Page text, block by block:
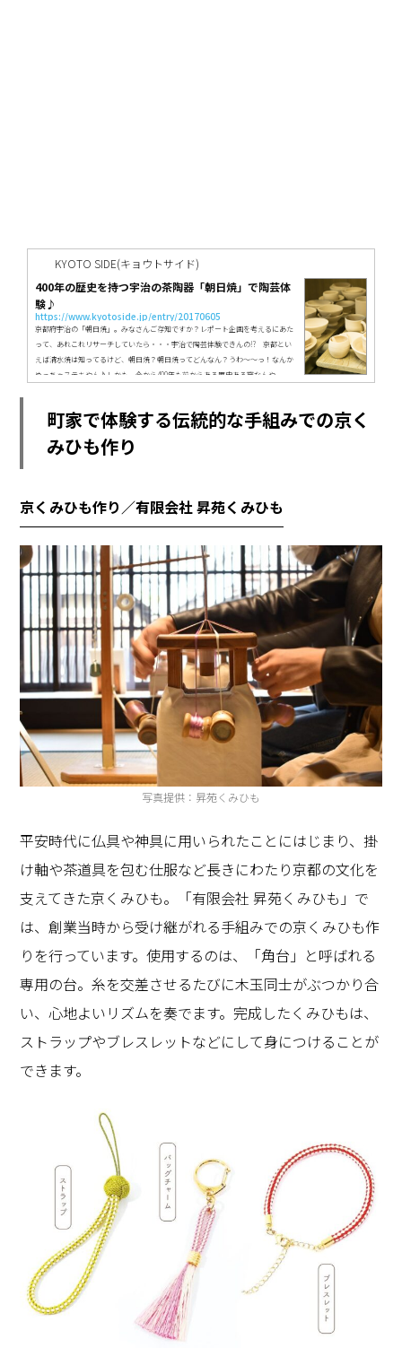
KYOTO SIDE(キョウトサイド)
400年の歴史を持つ宇治の茶陶器「朝日焼」で陶芸体
験♪
https://www.kyotoside.jp/entry/20170605
京都府宇治の「朝日焼」。みなさんご存知ですか？レポート企画を考えるにあた
って、あれこれリサーチしていたら・・・宇治で陶芸体験できんの!? 京都とい
えば清水焼は知ってるけど、朝日焼？朝日焼ってどんなん？うわ〜〜っ！なんか
めっちゃステキやん♪しかも、今から400年も前からある歴史ある窯なんや
りたい！」と直訴。ということで行って来ました！やってきました！宇治の観
町家で体験する伝統的な手組みでの京く
みひも作り
京くみひも作り／有限会社 昇苑くみひも
写真提供：昇苑くみひも
平安時代に仏具や神具に用いられたことにはじまり、掛
け軸や茶道具を包む仕服など長きにわたり京都の文化を
支えてきた京くみひも。「有限会社 昇苑くみひも」で
は、創業当時から受け継がれる手組みでの京くみひも作
りを行っています。使用するのは、「角台」と呼ばれる
専用の台。糸を交差させるたびに木玉同士がぶつかり合
い、心地よいリズムを奏でます。完成したくみひもは、
ストラップやブレスレットなどにして身につけることが
できます。